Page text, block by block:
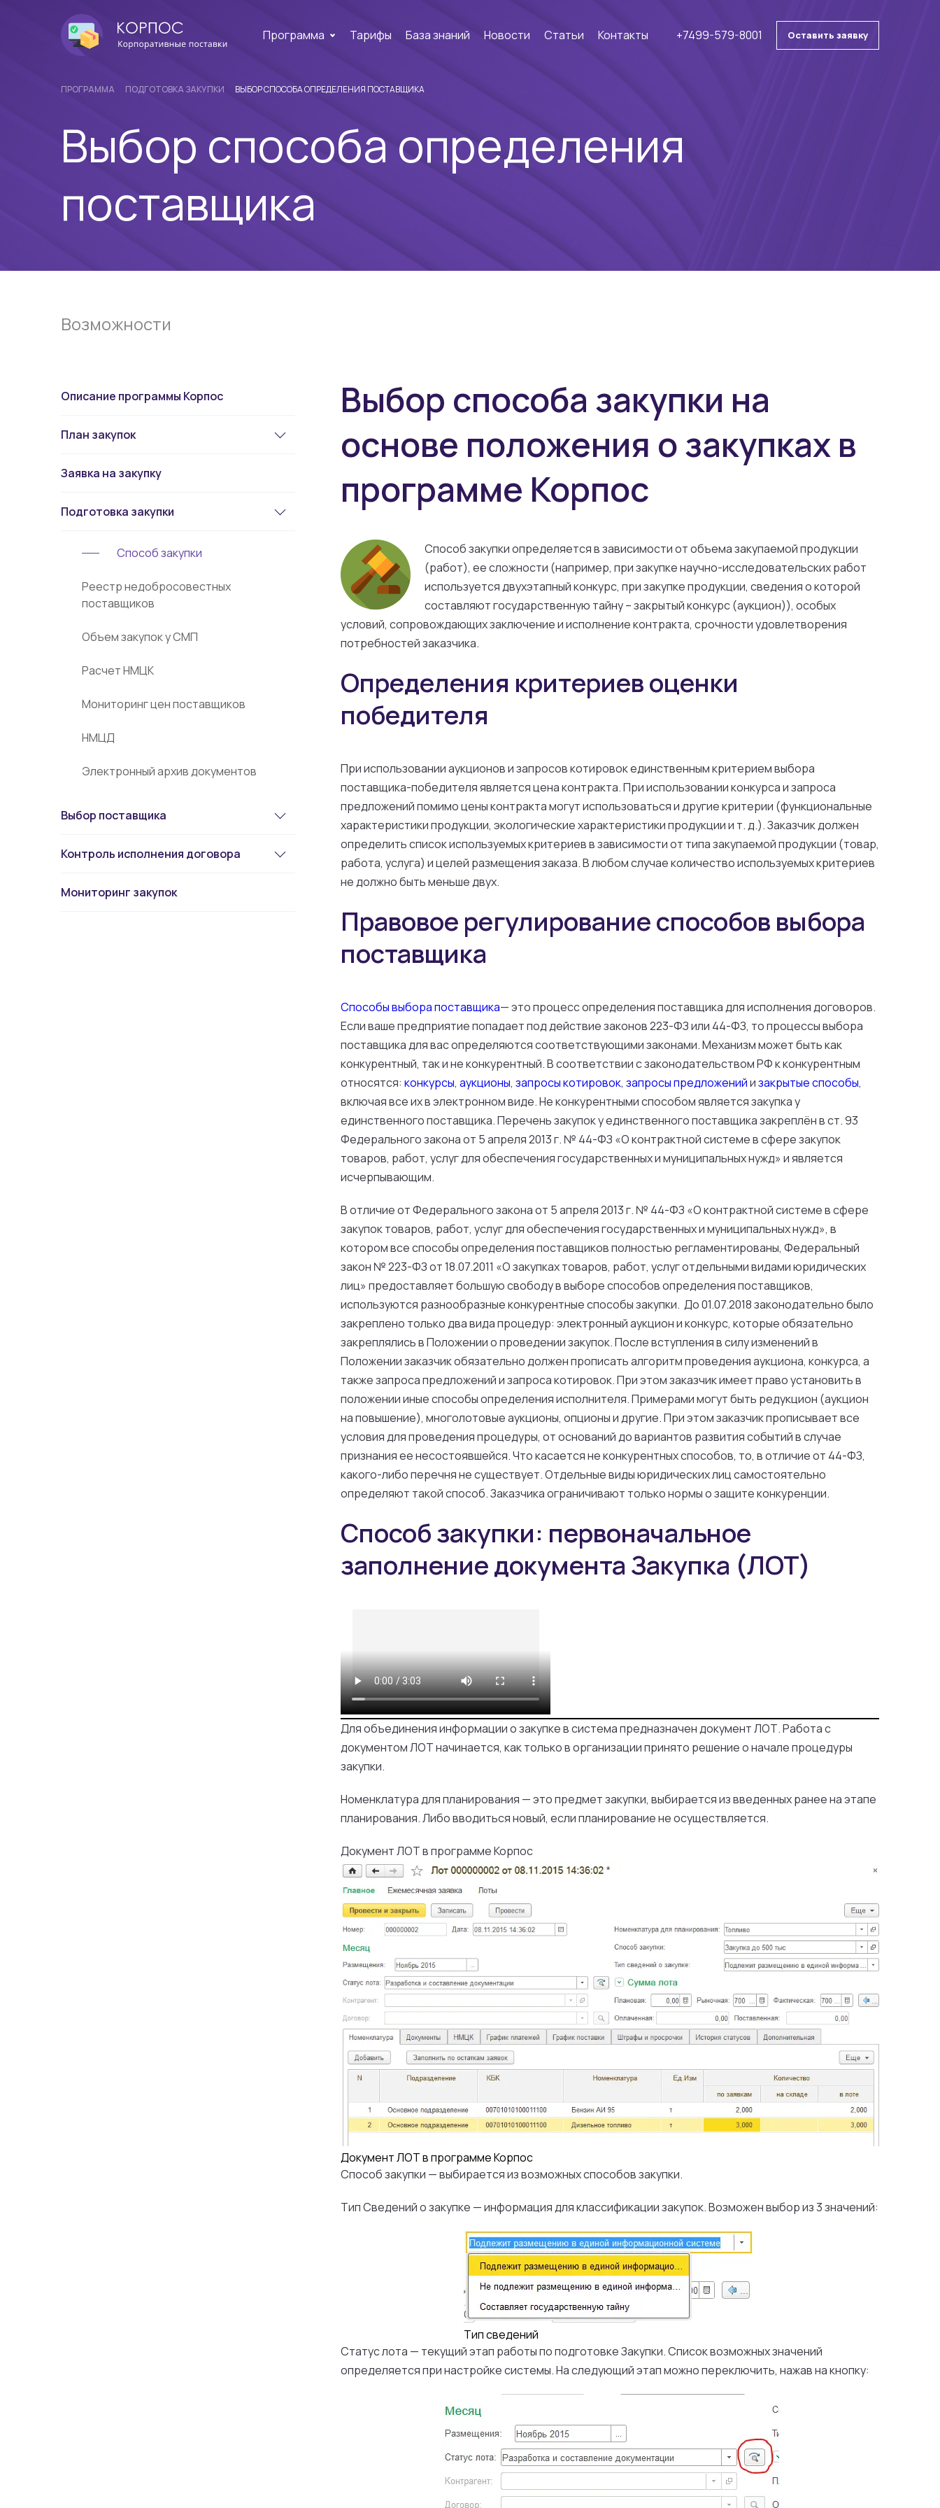
Программа Тарифы База знаний Новости Статьи Контакты +7499-579-8001 Оставить заявку
ПРОГРАММА ПОДГОТОВКА ЗАКУПКИ ВЫБОР СПОСОБА ОПРЕДЕЛЕНИЯ ПОСТАВЩИКА
Выбор способа определения
поставщика
Возможности
Описание программы Корпос
План закупок
Заявка на закупку
Подготовка закупки
Способ закупки
Реестр недобросовестных
поставщиков
Объем закупок у СМП
Расчет НМЦК
Мониторинг цен поставщиков
НМЦД
Электронный архив документов
Выбор поставщика
Контроль исполнения договора
Мониторинг закупок
Выбор способа закупки на
основе положения о закупках в
программе Корпос
Способ закупки определяется в зависимости от объема закупаемой продукции
(работ), ее сложности (например, при закупке научно-исследовательских работ
используется двухэтапный конкурс, при закупке продукции, сведения о которой
составляют государственную тайну – закрытый конкурс (аукцион)), особых
условий, сопровождающих заключение и исполнение контракта, срочности удовлетворения
потребностей заказчика.
Определения критериев оценки
победителя
При использовании аукционов и запросов котировок единственным критерием выбора
поставщика-победителя является цена контракта. При использовании конкурса и запроса
предложений помимо цены контракта могут использоваться и другие критерии (функциональные
характеристики продукции, экологические характеристики продукции и т. д.). Заказчик должен
определить список используемых критериев в зависимости от типа закупаемой продукции (товар,
работа, услуга) и целей размещения заказа. В любом случае количество используемых критериев
не должно быть меньше двух.
Правовое регулирование способов выбора
поставщика
Способы выбора поставщика— это процесс определения поставщика для исполнения договоров.
Если ваше предприятие попадает под действие законов 223-ФЗ или 44-ФЗ, то процессы выбора
поставщика для вас определяются соответствующими законами. Механизм может быть как
конкурентный, так и не конкурентный. В соответствии с законодательством РФ к конкурентным
относятся: конкурсы, аукционы, запросы котировок, запросы предложенийизакрытые способы,
включая все их в электронном виде. Не конкурентными способом является закупка у
единственного поставщика. Перечень закупок у единственного поставщика закреплён в ст. 93
Федерального закона от 5 апреля 2013 г. № 44-ФЗ «О контрактной системе в сфере закупок
товаров, работ, услуг для обеспечения государственных и муниципальных нужд» и является
исчерпывающим.
В отличие от Федерального закона от 5 апреля 2013 г. № 44-ФЗ «О контрактной системе в сфере
закупок товаров, работ, услуг для обеспечения государственных и муниципальных нужд», в
котором все способы определения поставщиков полностью регламентированы, Федеральный
закон № 223-ФЗ от 18.07.2011 «О закупках товаров, работ, услуг отдельными видами юридических
лиц» предоставляет большую свободу в выборе способов определения поставщиков,
используются разнообразные конкурентные способы закупки. До 01.07.2018 законодательно было
закреплено только два вида процедур: электронный аукцион и конкурс, которые обязательно
закреплялись в Положении о проведении закупок. После вступления в силу изменений в
Положении заказчик обязательно должен прописать алгоритм проведения аукциона, конкурса, а
также запроса предложений и запроса котировок. При этом заказчик имеет право установить в
положении иные способы определения исполнителя. Примерами могут быть редукцион (аукцион
на повышение), многолотовые аукционы, опционы и другие. При этом заказчик прописывает все
условия для проведения процедуры, от оснований до вариантов развития событий в случае
признания ее несостоявшейся. Что касается не конкурентных способов, то, в отличие от 44-ФЗ,
какого-либо перечня не существует. Отдельные виды юридических лиц самостоятельно
определяют такой способ. Заказчика ограничивают только нормы о защите конкуренции.
Способ закупки: первоначальное
заполнение документа Закупка (ЛОТ)
Для объединения информации о закупке в система предназначен документ ЛОТ. Работа с
документом ЛОТ начинается, как только в организации принято решение о начале процедуры
закупки.
Номенклатура для планирования — это предмет закупки, выбирается из введенных ранее на этапе
планирования. Либо вводиться новый, если планирование не осуществляется.
Документ ЛОТ в программе Корпос
Документ ЛОТ в программе Корпос
Способ закупки — выбирается из возможных способов закупки.
Тип Сведений о закупке — информация для классификации закупок. Возможен выбор из 3 значений:
Тип сведений
Статус лота — текущий этап работы по подготовке Закупки. Список возможных значений
определяется при настройке системы. На следующий этап можно переключить, нажав на кнопку: